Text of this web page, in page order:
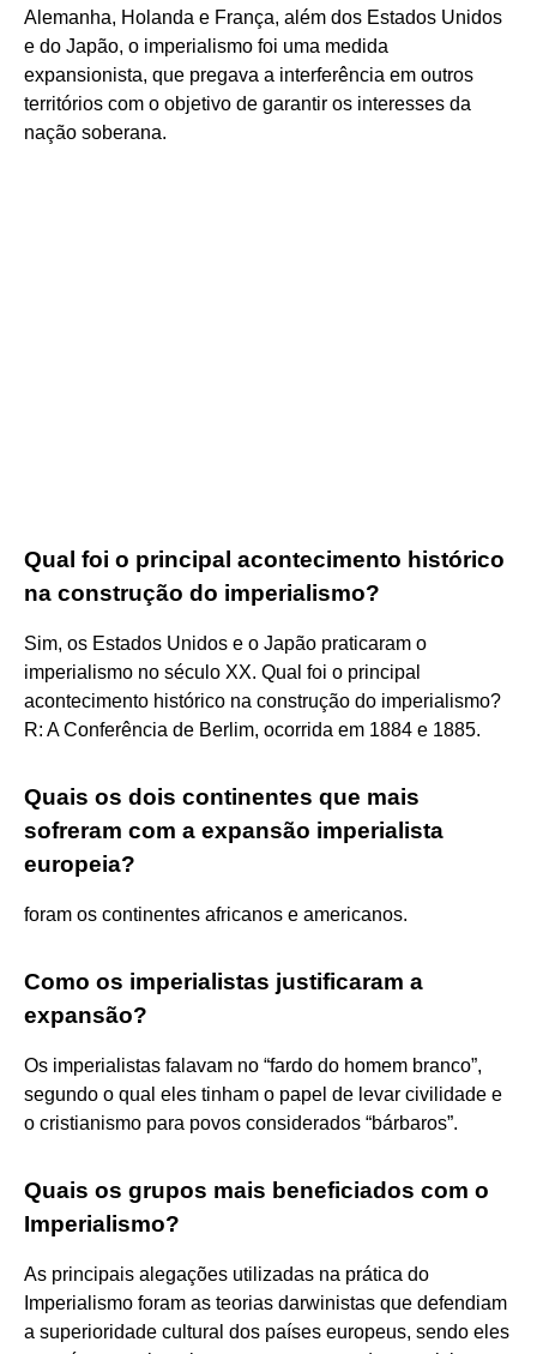
Alemanha, Holanda e França, além dos Estados Unidos
e do Japão, o imperialismo foi uma medida
expansionista, que pregava a interferência em outros
territórios com o objetivo de garantir os interesses da
nação soberana.
Qual foi o principal acontecimento histórico
na construção do imperialismo?
Sim, os Estados Unidos e o Japão praticaram o
imperialismo no século XX. Qual foi o principal
acontecimento histórico na construção do imperialismo?
R: A Conferência de Berlim, ocorrida em 1884 e 1885.
Quais os dois continentes que mais
sofreram com a expansão imperialista
europeia?
foram os continentes africanos e americanos.
Como os imperialistas justificaram a
expansão?
Os imperialistas falavam no “fardo do homem branco”,
segundo o qual eles tinham o papel de levar civilidade e
o cristianismo para povos considerados “bárbaros”.
Quais os grupos mais beneficiados com o
Imperialismo?
As principais alegações utilizadas na prática do
Imperialismo foram as teorias darwinistas que defendiam
a superioridade cultural dos países europeus, sendo eles